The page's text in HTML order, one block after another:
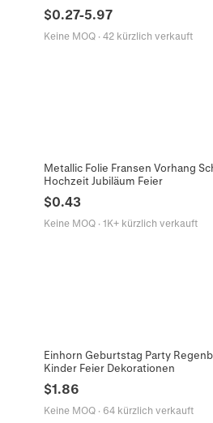
$0.27-5.97
Keine MOQ· 42 kürzlich verkauft
Metallic Folie Fransen Vorhang
Hochzeit Jubiläum Feier
$0.43
Keine MOQ· 1K+ kürzlich verkauft
Einhorn Geburtstag Party
Kinder Feier Dekorationen
$1.86
Keine MOQ· 64 kürzlich verkauft